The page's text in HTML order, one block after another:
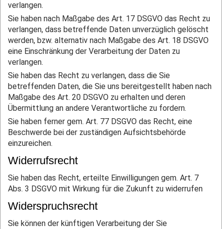
verlangen.
Sie haben nach Maßgabe des Art. 17 DSGVO das Recht zu
verlangen, dass betreffende Daten unverzüglich gelöscht
werden, bzw. alternativ nach Maßgabe des Art. 18 DSGVO
eine Einschränkung der Verarbeitung der Daten zu
verlangen.
Sie haben das Recht zu verlangen, dass die Sie
betreffenden Daten, die Sie uns bereitgestellt haben nach
Maßgabe des Art. 20 DSGVO zu erhalten und deren
Übermittlung an andere Verantwortliche zu fordern.
Sie haben ferner gem. Art. 77 DSGVO das Recht, eine
Beschwerde bei der zuständigen Aufsichtsbehörde
einzureichen.
Widerrufsrecht
Sie haben das Recht, erteilte Einwilligungen gem. Art. 7
Abs. 3 DSGVO mit Wirkung für die Zukunft zu widerrufen
Widerspruchsrecht
Sie können der künftigen Verarbeitung der Sie